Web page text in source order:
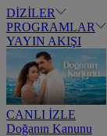
DİZİLER
PROGRAMLAR
YAYIN AKIŞI
CANLI İZLE
Doğanın Kanunu